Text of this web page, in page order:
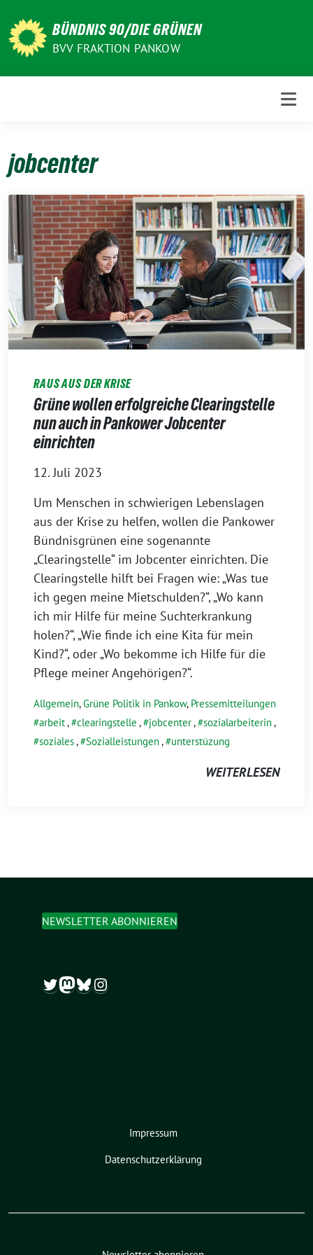
zum
Inhalt
BÜNDNIS 90/DIE GRÜNEN
BVV FRAKTION PANKOW
jobcenter
RAUS AUS DER KRISE
Grüne wollen erfolgreiche Clearingstelle
nun auch in Pankower Jobcenter
einrichten
12. Juli 2023
Um Menschen in schwierigen Lebenslagen
aus der Krise zu helfen, wollen die Pankower
Bündnisgrünen eine sogenannte
„Clearingstelle“ im Jobcenter einrichten. Die
Clearingstelle hilft bei Fragen wie: „Was tue
ich gegen meine Mietschulden?“, „Wo kann
ich mir Hilfe für meine Suchterkrankung
holen?“, „Wie finde ich eine Kita für mein
Kind?“, oder „Wo bekomme ich Hilfe für die
Pflege meiner Angehörigen?“.
Allgemein,Grüne Politik in Pankow, Pressemitteilungen
arbeit, clearingstelle , jobcenter, sozialarbeiterin,
soziales, Sozialleistungen, unterstüzung
WEITERLESEN
NEWSLETTER ABONNIEREN
Twitter
Mastodon
Bluesky
Instagram
Impressum
Datenschutzerklärung